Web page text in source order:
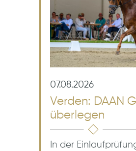
07.08.2026
Verden: DAAN
überlegen
In der